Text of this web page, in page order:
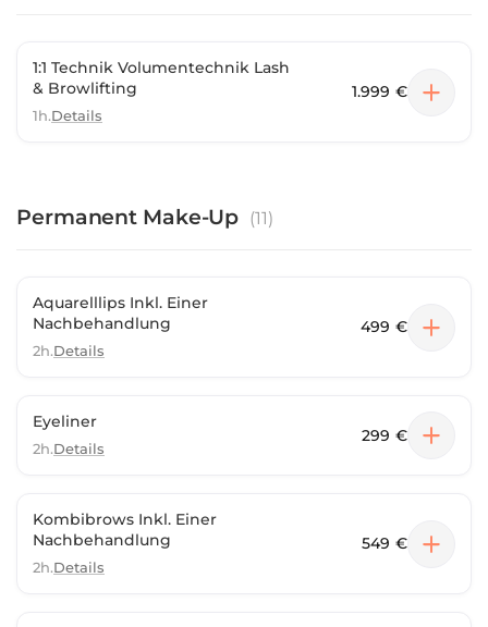
1:1 Technik Volumentechnik Lash
& Browlifting
1h.Details
1.999 €
Permanent Make-Up (11)
Aquarelllips Inkl. Einer
Nachbehandlung
2h.Details
499 €
Eyeliner
2h.Details
299 €
Kombibrows Inkl. Einer
Nachbehandlung
2h.Details
549 €